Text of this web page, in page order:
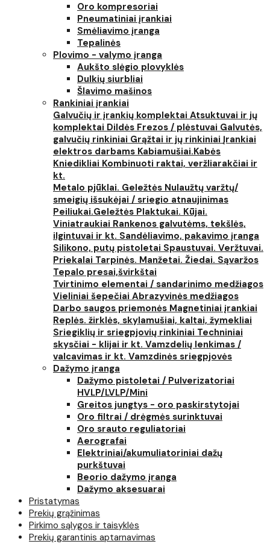
Oro kompresoriai
Pneumatiniai įrankiai
Smėliavimo įranga
Tepalinės
Plovimo - valymo įranga
Aukšto slėgio plovyklės
Dulkių siurbliai
Šlavimo mašinos
Rankiniai įrankiai
Galvučių ir įrankių komplektai Atsuktuvai ir jų
komplektai Dildės Frezos / plėstuvai Galvutės,
galvučių rinkiniai Grąžtai ir jų rinkiniai Įrankiai
elektros darbams Kabiamušiai.Kabės
Kniedikliai Kombinuoti raktai, veržliarakčiai ir
kt.
Metalo pjūklai. Geležtės Nulaužtų varžtų/
smeigių išsukėjai / sriegio atnaujinimas
Peiliukai.Geležtės Plaktukai. Kūjai.
Viniatraukiai Rankenos galvutėms, tekšlės,
ilgintuvai ir kt. Sandėliavimo, pakavimo įranga
Silikono, putų pistoletai Spaustuvai. Veržtuvai.
Priekalai Tarpinės. Manžetai. Žiedai. Sąvaržos
Tepalo presai,švirkštai
Tvirtinimo elementai / sandarinimo medžiagos
Vieliniai šepečiai Abrazyvinės medžiagos
Darbo saugos priemonės Magnetiniai įrankiai
Replės. žirklės, skylamušiai, kaltai, žymekliai
Sriegiklių ir sriegpjovių rinkiniai Techniniai
skysčiai - klijai ir kt. Vamzdelių lenkimas /
valcavimas ir kt. Vamzdinės sriegpjovės
Dažymo įranga
Dažymo pistoletai / Pulverizatoriai
HVLP/LVLP/Mini
Greitos jungtys - oro paskirstytojai
Oro filtrai / drėgmės surinktuvai
Oro srauto reguliatoriai
Aerografai
Elektriniai/akumuliatoriniai dažų
purkštuvai
Beorio dažymo įranga
Dažymo aksesuarai
Pristatymas
Prekių grąžinimas
Pirkimo sąlygos ir taisyklės
Prekių garantinis aptarnavimas